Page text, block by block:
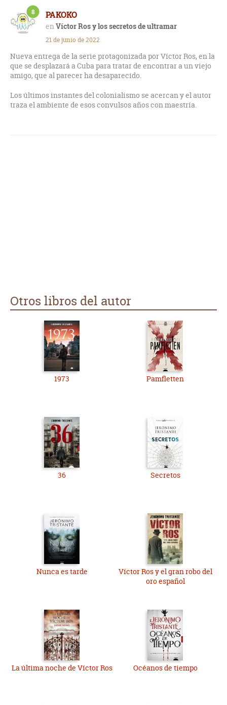
PAKOKO
Víctor Ros y los secretos de ultramar
8
21 de junio de 2022
Nueva entrega de la serie protagonizada por Víctor Ros, en la
que se desplazará a Cuba para tratar de encontrar a un viejo
amigo, que al parecer ha desaparecido.
Los últimos instantes del colonialismo se acercan y el autor
traza el ambiente de esos convulsos años con maestría.
Otros libros del autor
1973 Pamfletten
36 Secretos
Nunca es tarde
Víctor Ros y el gran robo del
oro español
La última noche de Víctor Ros Océanos de tiempo